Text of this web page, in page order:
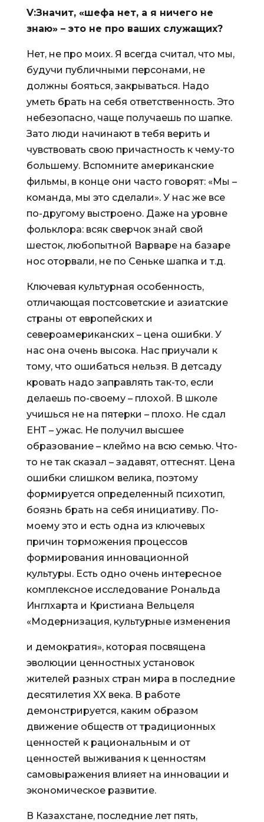
V:Значит, «шефа нет, а я ничего не
знаю» – это не про ваших служащих?
Нет, не про моих. Я всегда считал, что мы,
будучи публичными персонами, не
должны бояться, закрываться. Надо
уметь брать на себя ответственность. Это
небезопасно, чаще получаешь по шапке.
Зато люди начинают в тебя верить и
чувствовать свою причастность к чему-то
большему. Вспомните американские
фильмы, в конце они часто говорят: «Мы –
команда, мы это сделали». У нас же все
по-другому выстроено. Даже на уровне
фольклора: всяк сверчок знай свой
шесток, любопытной Варваре на базаре
нос оторвали, не по Сеньке шапка и т.д.
Ключевая культурная особенность,
отличающая постсоветские и азиатские
страны от европейских и
североамериканских – цена ошибки. У
нас она очень высока. Нас приучали к
тому, что ошибаться нельзя. В детсаду
кровать надо заправлять так-то, если
делаешь по-своему – плохой. В школе
учишься не на пятерки – плохо. Не сдал
ЕНТ – ужас. Не получил высшее
образование – клеймо на всю семью. Что-
то не так сказал – задавят, оттеснят. Цена
ошибки слишком велика, поэтому
формируется определенный психотип,
боязнь брать на себя инициативу. По-
моему это и есть одна из ключевых
причин торможения процессов
формирования инновационной
культуры. Есть одно очень интересное
комплексное исследование Рональда
Инглхарта и Кристиана Вельцеля
«Модернизация, культурные изменения
и демократия», которая посвящена
эволюции ценностных установок
жителей разных стран мира в последние
десятилетия XX века. В работе
демонстрируется, каким образом
движение обществ от традиционных
ценностей к рациональным и от
ценностей выживания к ценностям
самовыражения влияет на инновации и
экономическое развитие.
В Казахстане, последние лет пять,